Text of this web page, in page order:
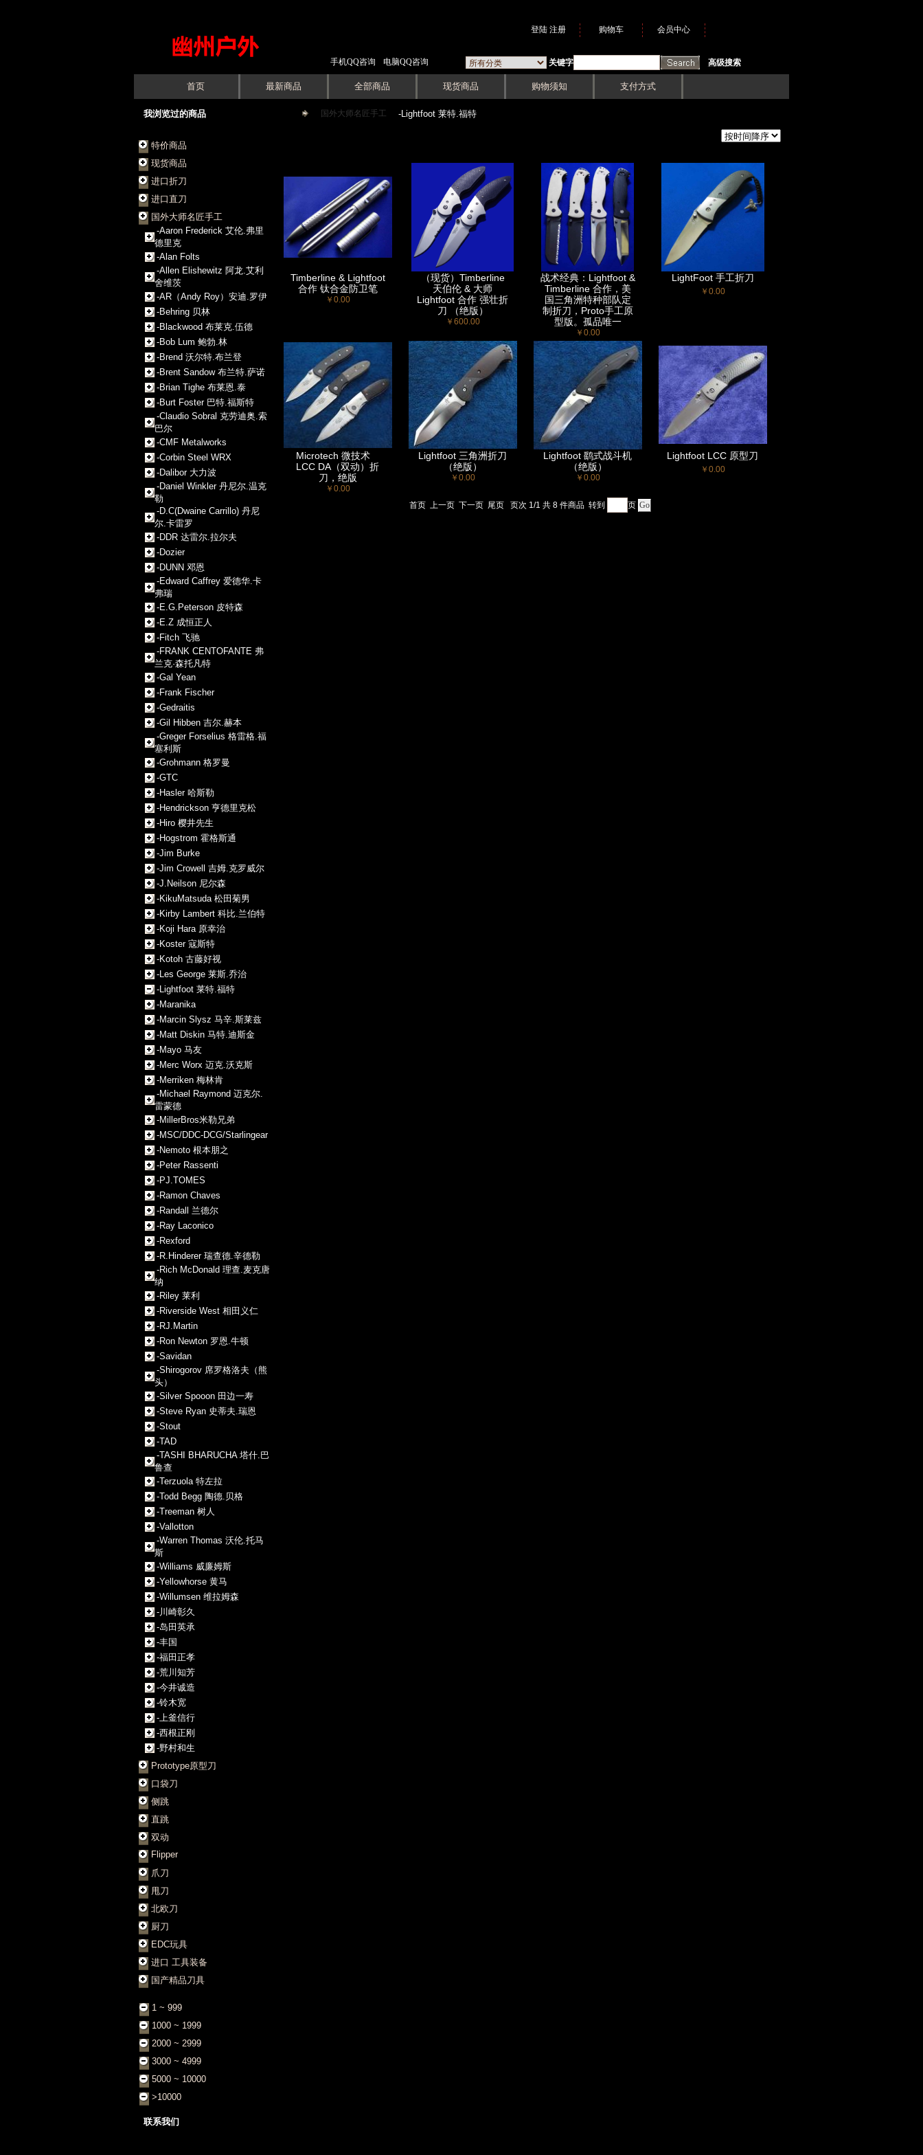
登陆 注册 购物车 会员中心
手机QQ咨询 电脑QQ咨询 关键字 高级搜索
首页 最新商品 全部商品 现货商品 购物须知 支付方式
我浏览过的商品
特价商品
现货商品
进口折刀
进口直刀
国外大师名匠手工
-Aaron Frederick 艾伦.弗里
德里克
-Alan Folts
-Allen Elishewitz 阿龙.艾利
舍维茨
-AR（Andy Roy）安迪.罗伊
-Behring 贝林
-Blackwood 布莱克.伍德
-Bob Lum 鲍勃.林
-Brend 沃尔特.布兰登
-Brent Sandow 布兰特.萨诺
-Brian Tighe 布莱恩.泰
-Burt Foster 巴特.福斯特
-Claudio Sobral 克劳迪奥.索
巴尔
-CMF Metalworks
-Corbin Steel WRX
-Dalibor 大力波
-Daniel Winkler 丹尼尔.温克
勒
-D.C(Dwaine Carrillo) 丹尼
尔.卡雷罗
-DDR 达雷尔.拉尔夫
-Dozier
-DUNN 邓恩
-Edward Caffrey 爱德华.卡
弗瑞
-E.G.Peterson 皮特森
-E.Z 成恒正人
-Fitch 飞驰
-FRANK CENTOFANTE 弗
兰克·森托凡特
-Gal Yean
-Frank Fischer
-Gedraitis
-Gil Hibben 吉尔.赫本
-Greger Forselius 格雷格.福
塞利斯
-Grohmann 格罗曼
-GTC
-Hasler 哈斯勒
-Hendrickson 亨德里克松
-Hiro 樱井先生
-Hogstrom 霍格斯通
-Jim Burke
-Jim Crowell 吉姆.克罗威尔
-J.Neilson 尼尔森
-KikuMatsuda 松田菊男
-Kirby Lambert 科比.兰伯特
-Koji Hara 原幸治
-Koster 寇斯特
-Kotoh 古藤好视
-Les George 莱斯.乔治
-Lightfoot 莱特.福特
-Maranika
-Marcin Slysz 马辛.斯莱兹
-Matt Diskin 马特.迪斯金
-Mayo 马友
-Merc Worx 迈克.沃克斯
-Merriken 梅林肯
-Michael Raymond 迈克尔.
雷蒙德
-MillerBros米勒兄弟
-MSC/DDC-DCG/Starlingear
-Nemoto 根本朋之
-Peter Rassenti
-PJ.TOMES
-Ramon Chaves
-Randall 兰德尔
-Ray Laconico
-Rexford
-R.Hinderer 瑞查德.辛德勒
-Rich McDonald 理查.麦克唐
纳
-Riley 莱利
-Riverside West 相田义仁
-RJ.Martin
-Ron Newton 罗恩.牛顿
-Savidan
-Shirogorov 席罗格洛夫（熊
头）
-Silver Spooon 田边一寿
-Steve Ryan 史蒂夫.瑞恩
-Stout
-TAD
-TASHI BHARUCHA 塔什.巴
鲁查
-Terzuola 特左拉
-Todd Begg 陶德.贝格
-Treeman 树人
-Vallotton
-Warren Thomas 沃伦.托马
斯
-Williams 威廉姆斯
-Yellowhorse 黄马
-Willumsen 维拉姆森
-川崎彰久
-岛田英承
-丰国
-福田正孝
-荒川知芳
-今井诚造
-铃木宽
-上釜信行
-西根正刚
-野村和生
Prototype原型刀
口袋刀
侧跳
直跳
双动
Flipper
爪刀
甩刀
北欧刀
厨刀
EDC玩具
进口 工具装备
国产精品刀具
1 ~ 999
1000 ~ 1999
2000 ~ 2999
3000 ~ 4999
5000 ~ 10000
>10000
联系我们
国外大师名匠手工 -Lightfoot 莱特.福特
Timberline & Lightfoot
合作 钛合金防卫笔
￥0.00
（现货）Timberline
天伯伦 & 大师
Lightfoot 合作 强壮折
刀 （绝版）
￥600.00
战术经典：Lightfoot &
Timberline 合作，美
国三角洲特种部队定
制折刀，Proto手工原
型版。孤品唯一
￥0.00
LightFoot 手工折刀
￥0.00
Microtech 微技术
LCC DA（双动）折
刀，绝版
￥0.00
Lightfoot 三角洲折刀
（绝版）
￥0.00
Lightfoot 鹞式战斗机
（绝版）
￥0.00
Lightfoot LCC 原型刀
￥0.00
首页 上一页 下一页 尾页 页次 1/1 共 8 件商品 转到 页